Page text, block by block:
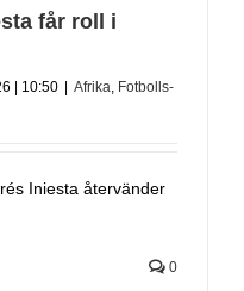
får roll i
| 10:50 | Afrika, Fotbolls-
Iniesta återvänder
0